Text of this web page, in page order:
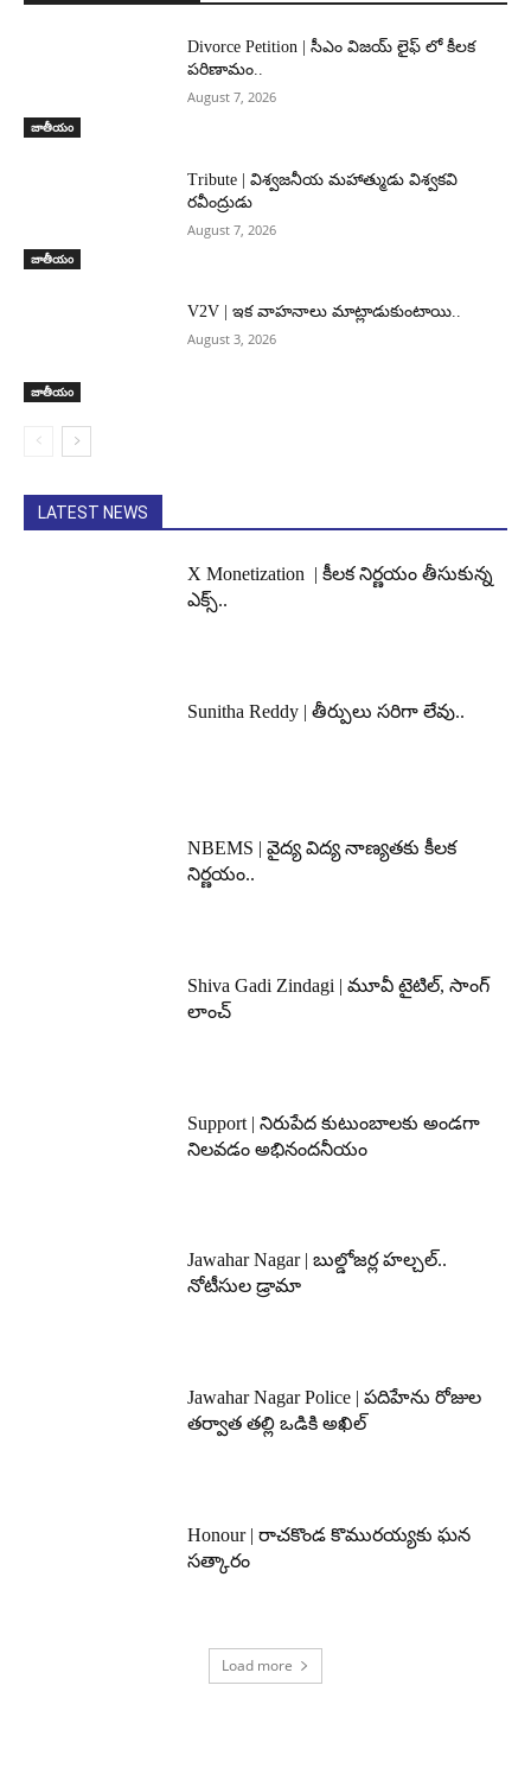
జాతీయం
Divorce Petition | సీఎం విజయ్ లైఫ్ లో కీలక
పరిణామం..
August 7, 2026
జాతీయం
Tribute | విశ్వజనీయ మహాత్ముడు విశ్వకవి
రవీంద్రుడు
August 7, 2026
జాతీయం
V2V | ఇక వాహనాలు మాట్లాడుకుంటాయి..
August 3, 2026
LATEST NEWS
X Monetization | కీలక నిర్ణయం తీసుకున్న
ఎక్స్..
Sunitha Reddy | తీర్పులు సరిగా లేవు..
NBEMS | వైద్య విద్య నాణ్యతకు కీలక
నిర్ణయం..
Shiva Gadi Zindagi | మూవీ టైటిల్, సాంగ్
లాంచ్
Support | నిరుపేద కుటుంబాలకు అండగా
నిలవడం అభినందనీయం
Jawahar Nagar | బుల్డోజర్ల హల్చల్..
నోటీసుల డ్రామా
Jawahar Nagar Police | పదిహేను రోజుల
తర్వాత తల్లి ఒడికి అఖిల్
Honour | రాచకొండ కొమురయ్యకు ఘన
సత్కారం
Load more